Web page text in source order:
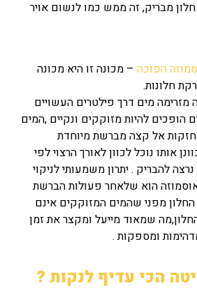
מבריק, זה ממש כמו לנשום אויר
הפוכה – מכונה זו היא מכונה
חלונות.
מזרימה מים דרך פילטרים העשויים
להיות מזוקקים ונקיים ,המים
חזקות אל קצה מברשת מיוחדת
אותו נוכל לכוון לאורך הרצוי לפי
להבריק . יתרון משמעותי לניקוי
הוא שלאחר פעולות הברשת
החלון מפני שהמים המזוקקים אינם
שמאוד מייעל ומקצר את זמן
ומספקות .
הכי עדיף לנקות ?